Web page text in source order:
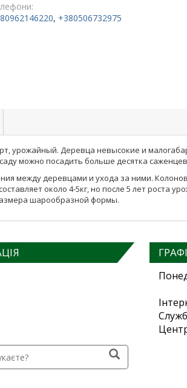
, +380506732975
урожайный. Деревца невысокие и
можно посадить больше десятка
между деревцами и ухода за ними.
около 4-5кг, но после 5 лет
шарообразной формы.